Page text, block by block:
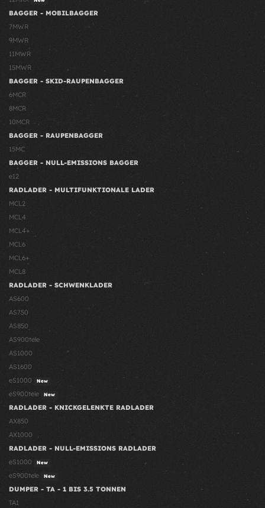
BAGGER - MOBILBAGGER
7MWR
9MWR
11MWR
15MWR
BAGGER - SKID-RAUPENBAGGER
6MCR
8MCR
10MCR
BAGGER - RAUPENBAGGER
15MC
BAGGER - NULL-EMISSIONS BAGGER
e12
RADLADER - MULTIFUNKTIONALE LADER
MCL2
MCL4
MCL4+
MCL6
MCL6+
MCL8
RADLADER - SCHWENKLADER
AS600
AS750
AS850
AS900tele
AS1000
AS1600
eS1000
New
eS900tele New
RADLADER - KNICKGELENKTE RADLADER
AX850
AX1000
RADLADER - NULL-EMISSIONS RADLADER
eS1000
New
eS900tele New
DUMPER - TA - 1 BIS 3.5 TONNEN
TA1